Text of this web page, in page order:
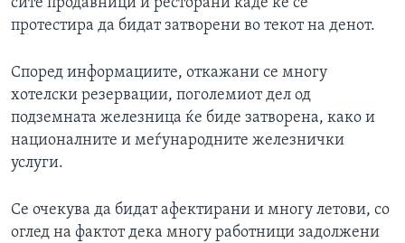
сите продавници и ресторани каде ќе се
протестира да бидат затворени во текот на денот.
Според информациите, откажани се многу
хотелски резервации, поголемиот дел од
подземната железница ќе биде затворена, како и
националните и меѓународните железнички
услуги.
Се очекува да бидат афектирани и многу летови, со
оглед на фактот дека многу работници задолжени